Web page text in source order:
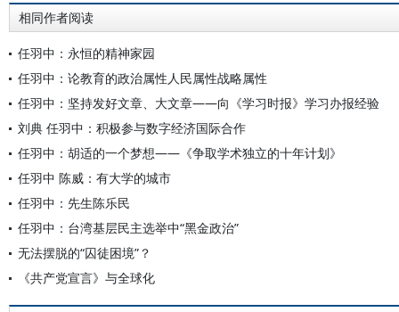
相同作者阅读
任羽中：永恒的精神家园
任羽中：论教育的政治属性人民属性战略属性
任羽中：坚持发好文章、大文章——向《学习时报》学习办报经验
刘典 任羽中：积极参与数字经济国际合作
任羽中：胡适的一个梦想——《争取学术独立的十年计划》
任羽中 陈威：有大学的城市
任羽中：先生陈乐民
任羽中：台湾基层民主选举中“黑金政治”
无法摆脱的“囚徒困境”？
《共产党宣言》与全球化